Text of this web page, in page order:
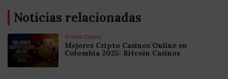
Noticias relacionadas
Online Casino
Mejores Cripto Casinos Online en
Colombia 2025: Bitcoin Casinos